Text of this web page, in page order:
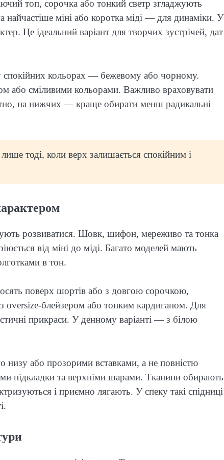
топ, сорочка або тонкий светр згладжують
міні або коротка міді — для динаміки. У
Це ідеальний варіант для творчих зустрічей, дат
кольорах — бежевому або чорному.
або сміливими кольорами. Важливо враховувати
на нижчих — краще обирати менш радикальні
тоді, коли верх залишається спокійним і
розвиватися. Шовк, шифон, мереживо та тонка
від міні до міді. Багато моделей мають
в тон.
поверх шортів або з довгою сорочкою,
oversize-блейзером або тонким кардиганом. Для
прикраси. У денному варіанті — з білою
або прозорими вставками, а не повністю
підкладки та верхніми шарами. Тканини обирають
і приємно лягають. У спеку такі спідниці